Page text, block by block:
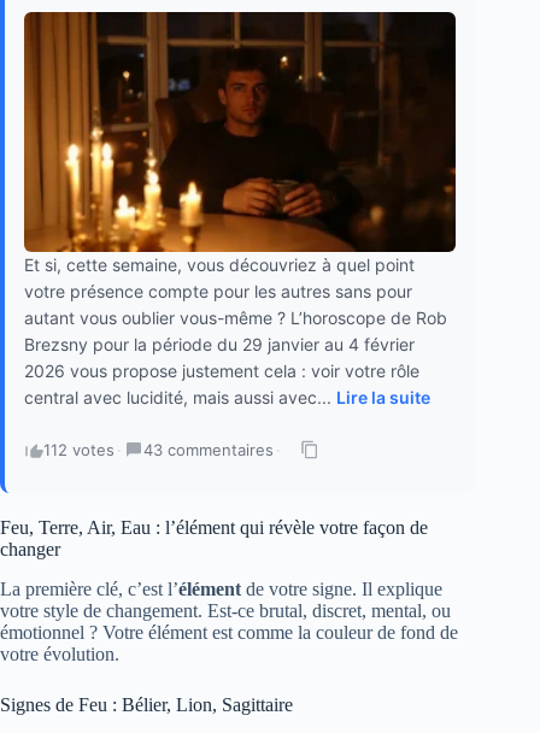
Et si, cette semaine, vous découvriez à quel point
votre présence compte pour les autres sans pour
autant vous oublier vous-même ? L’horoscope de Rob
Brezsny pour la période du 29 janvier au 4 février
2026 vous propose justement cela : voir votre rôle
central avec lucidité, mais aussi avec... Lire la suite
112 votes · 43 commentaires ·
Feu, Terre, Air, Eau : l’élément qui révèle votre façon de
changer
La première clé, c’est l’élément de votre signe. Il explique
votre style de changement. Est-ce brutal, discret, mental, ou
émotionnel ? Votre élément est comme la couleur de fond de
votre évolution.
Signes de Feu : Bélier, Lion, Sagittaire